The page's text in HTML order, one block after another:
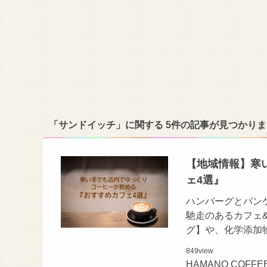
「サンドイッチ」に関する 5件の記事が見つかり
【地域情報】
ェ4選』
ハンバーグとパ
馳走のあるカフェ
グ】や、化学添
849view
HAMANO